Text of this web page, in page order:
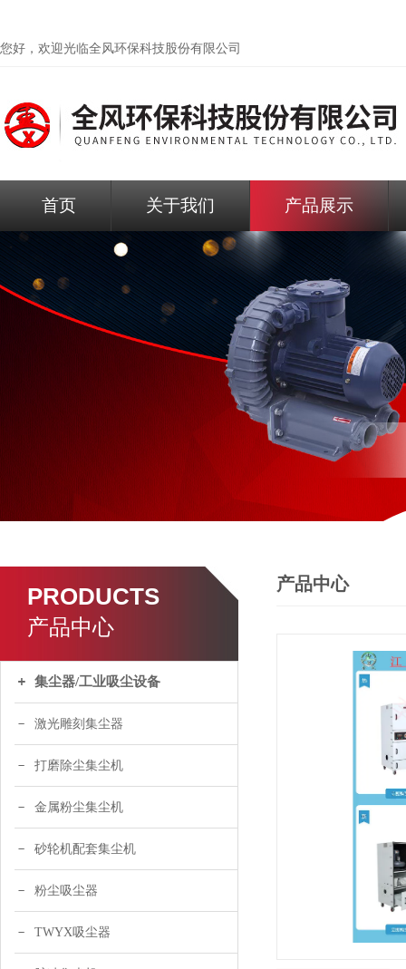
您好，欢迎光临全风环保科技股份有限公司
首页 关于我们 产品展示
PRODUCTS
产品中心
集尘器/工业吸尘设备
激光雕刻集尘器
打磨除尘集尘机
金属粉尘集尘机
砂轮机配套集尘机
粉尘吸尘器
TWYX吸尘器
产品中心